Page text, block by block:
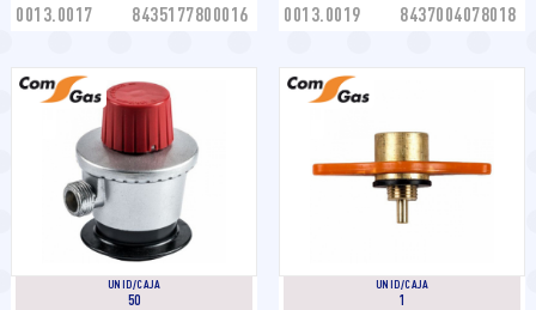
0013.0017 8435177800016 0013.0019 8437004078018
UNID/CAJA
50
UNID/CAJA
1